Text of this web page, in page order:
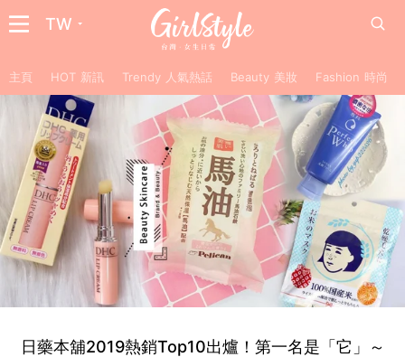
TW
主頁 HOT 新訊 Trendy 人氣熱話 Beauty 美妝 Fashion 時尚
日藥本舖2019熱銷Top10出爐！第一名是「它」～